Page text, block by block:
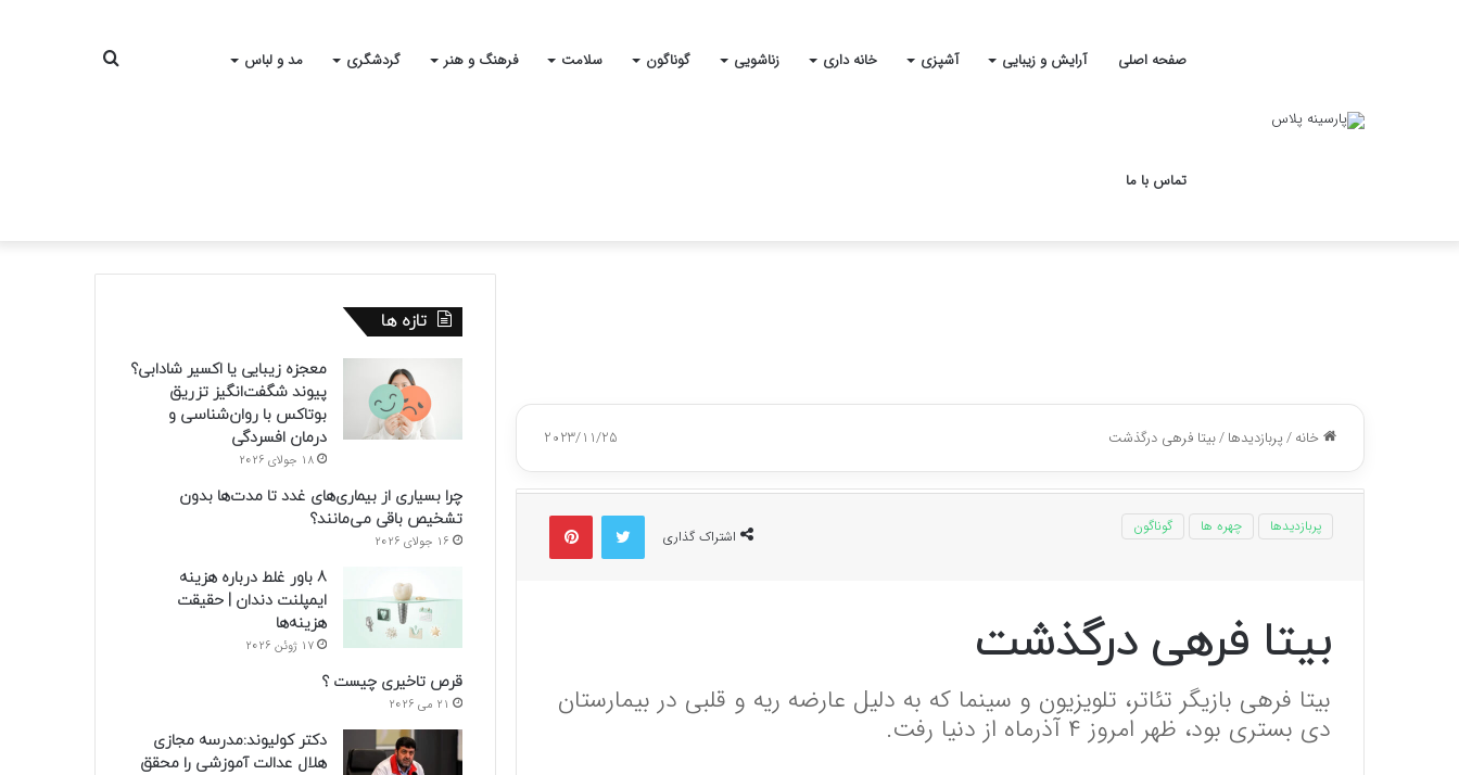
صفحه اصلی آرایش و زیبایی آشپزی خانه داری زناشویی گوناگون سلامت فرهنگ و هنر گردشگری مد و لباس
تماس با ما
جستجو
خانه/پربازدیدها/بیتا فرهی درگذشت 2023/11/25
اشتراک گذاری
توییتر پینتریست
پربازدیدها چهره ها گوناگون
بیتا فرهی درگذشت
بیتا فرهی بازیگر تئاتر، تلویزیون و سینما که به دلیل عارضه ریه و قلبی در بیمارستان
دی بستری بود، ظهر امروز ۴ آذرماه از دنیا رفت.
تازه ها
معجزه زیبایی یا اکسیر شادابی؟
پیوند شگفت‌انگیز تزریق
بوتاکس با روان‌شناسی و
درمان افسردگی
18 جولای 2026
چرا بسیاری از بیماری‌های غدد تا مدت‌ها بدون
تشخیص باقی می‌مانند؟
16 جولای 2026
8 باور غلط درباره هزینه
ایمپلنت دندان | حقیقت
هزینه‌ها
17 ژوئن 2026
قرص تاخیری چیست ؟
21 می 2026
دکتر کولیوند:مدرسه مجازی
هلال عدالت آموزشی را محقق